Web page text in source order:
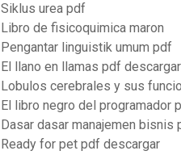
Siklus urea pdf
Libro de fisicoquimica maron
Pengantar linguistik umum pdf
El llano en llamas pdf descargar
Lobulos cerebrales y sus
El libro negro del programador
Dasar dasar manajemen bisnis
Ready for pet pdf descargar